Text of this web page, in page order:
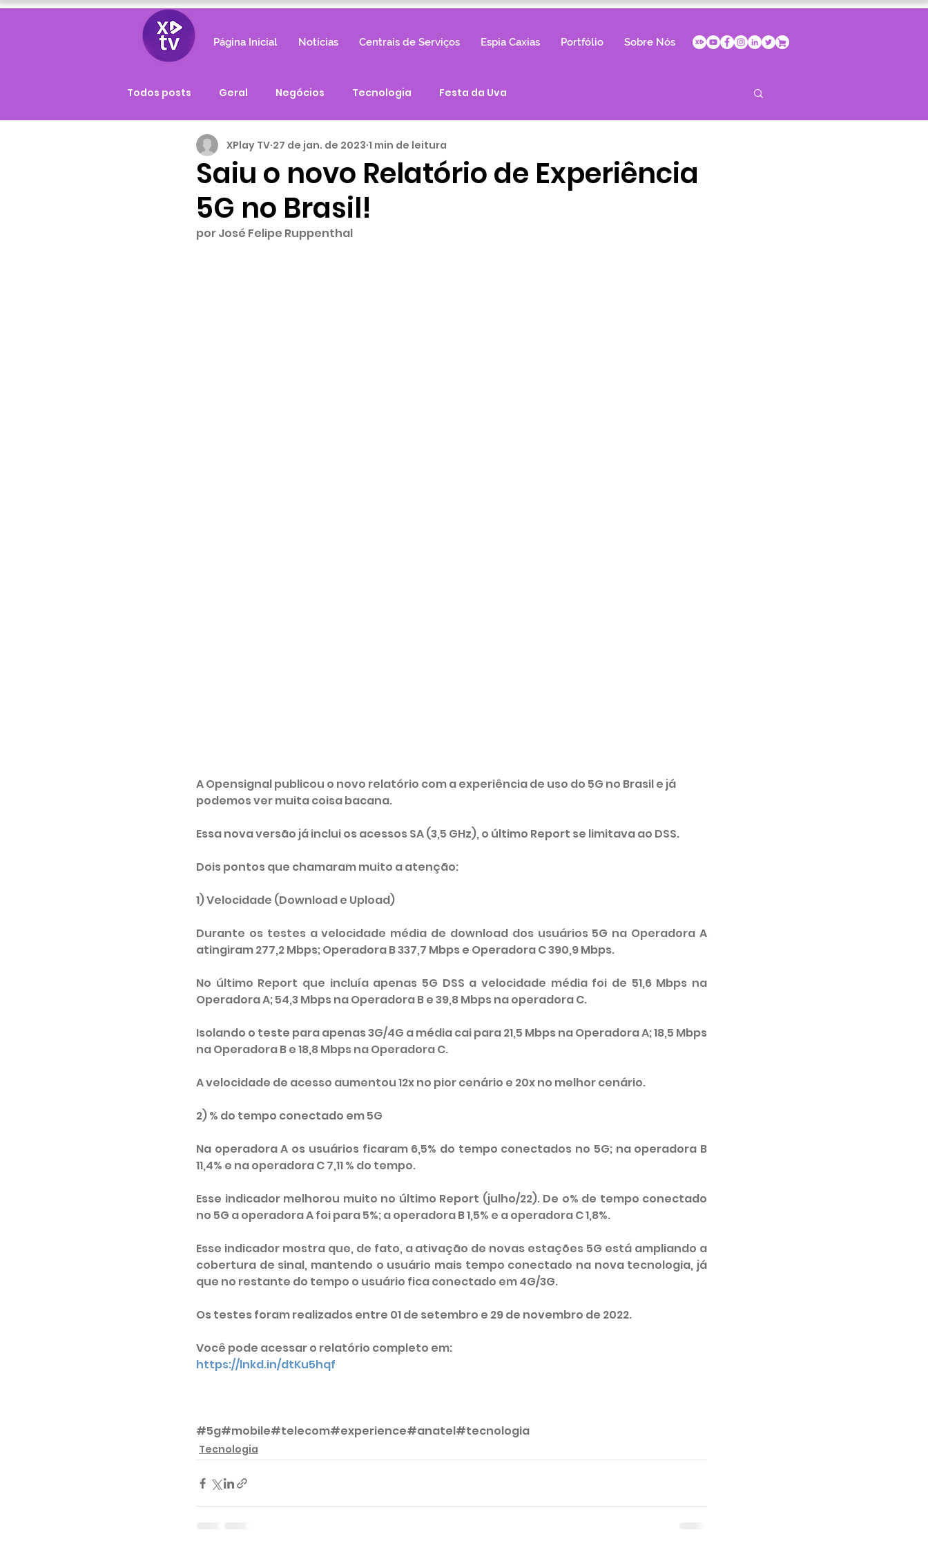
Página Inicial Notícias Centrais de Serviços Espia Caxias Portfólio Sobre Nós
Todos posts Geral Negócios Tecnologia Festa da Uva
Saiu o novo Relatório de Experiência
5G no Brasil!
XPlay TV 27 de jan. de 2023 1 min de leitura
por José Felipe Ruppenthal
A Opensignal publicou o novo relatório com a experiência de uso do 5G no Brasil e já
podemos ver muita coisa bacana.
Essa nova versão já inclui os acessos SA (3,5 GHz), o último Report se limitava ao DSS.
Dois pontos que chamaram muito a atenção:
1) Velocidade (Download e Upload)
Durante os testes a velocidade média de download dos usuários 5G na Operadora A
atingiram 277,2 Mbps; Operadora B 337,7 Mbps e Operadora C 390,9 Mbps.
No último Report que incluía apenas 5G DSS a velocidade média foi de 51,6 Mbps na
Operadora A; 54,3 Mbps na Operadora B e 39,8 Mbps na operadora C.
Isolando o teste para apenas 3G/4G a média cai para 21,5 Mbps na Operadora A; 18,5 Mbps
na Operadora B e 18,8 Mbps na Operadora C.
A velocidade de acesso aumentou 12x no pior cenário e 20x no melhor cenário.
2) % do tempo conectado em 5G
Na operadora A os usuários ficaram 6,5% do tempo conectados no 5G; na operadora B
11,4% e na operadora C 7,11 % do tempo.
Esse indicador melhorou muito no último Report (julho/22). De o% de tempo conectado
no 5G a operadora A foi para 5%; a operadora B 1,5% e a operadora C 1,8%.
Esse indicador mostra que, de fato, a ativação de novas estações 5G está ampliando a
cobertura de sinal, mantendo o usuário mais tempo conectado na nova tecnologia, já
que no restante do tempo o usuário fica conectado em 4G/3G.
Os testes foram realizados entre 01 de setembro e 29 de novembro de 2022.
Você pode acessar o relatório completo em:
https://lnkd.in/dtKu5hqf
#5g#mobile#telecom#experience#anatel#tecnologia
Tecnologia